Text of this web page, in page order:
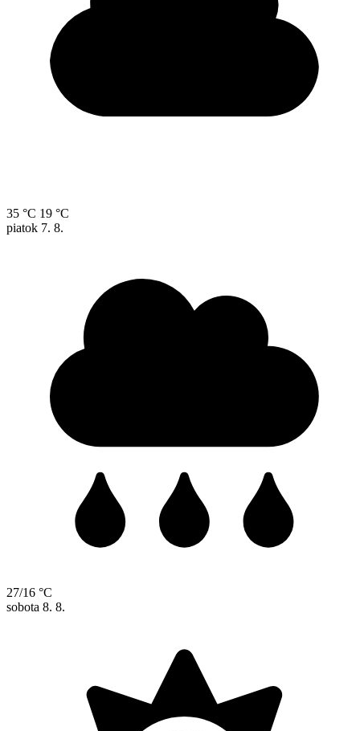
35 °C 19 °C
piatok 7. 8.
27/16 °C
sobota 8. 8.